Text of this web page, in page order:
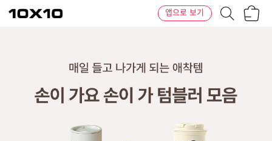
텐
바
앱으로 보기